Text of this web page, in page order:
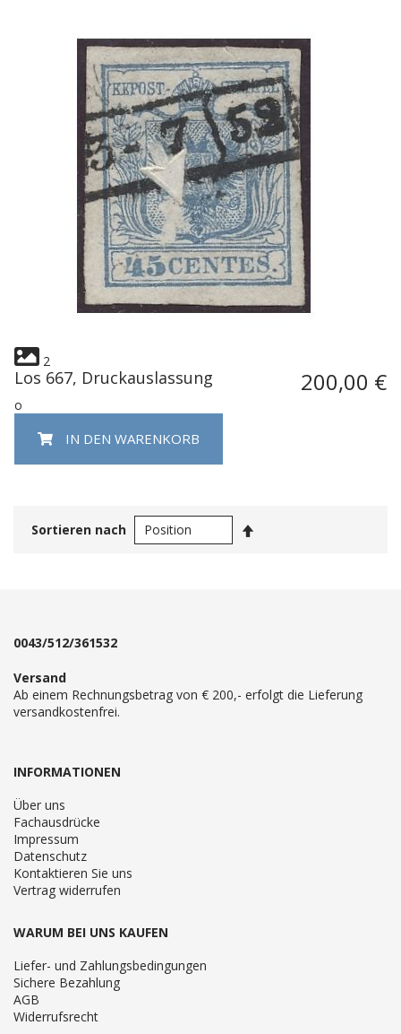
2
Los 667, Druckauslassung 200,00 €
o
IN DEN WARENKORB
Sortieren nach
0043/512/361532
Versand
Ab einem Rechnungsbetrag von € 200,- erfolgt die Lieferung
versandkostenfrei.
INFORMATIONEN
Über uns
Fachausdrücke
Impressum
Datenschutz
Kontaktieren Sie uns
Vertrag widerrufen
WARUM BEI UNS KAUFEN
Liefer- und Zahlungsbedingungen
Sichere Bezahlung
AGB
Widerrufsrecht